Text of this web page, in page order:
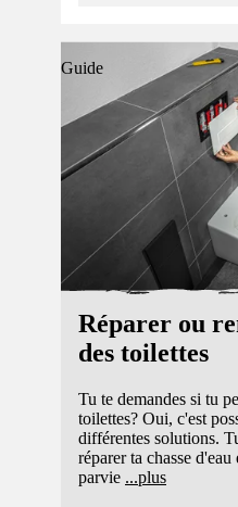
Guide
Réparer ou
des toilettes
Tu te demandes si tu
toilettes? Oui, c'est
différentes solutions.
réparer ta chasse
parvie ...plus